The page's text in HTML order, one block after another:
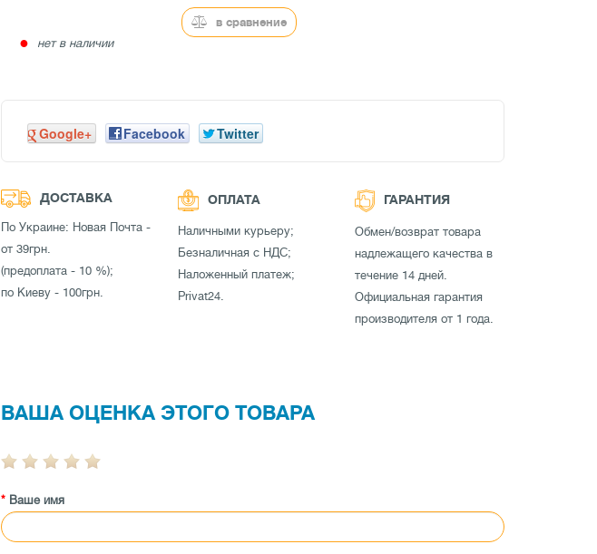
● нет в наличии
в сравнение
Google+ Facebook Twitter
ДОСТАВКА
По Украине: Новая Почта -
от 39грн.
(предоплата - 10 %);
по Киеву - 100грн.
ОПЛАТА
Наличными курьеру;
Безналичная с НДС;
Наложенный платеж;
Privat24.
ГАРАНТИЯ
Обмен/возврат товара
надлежащего качества в
течение 14 дней.
Официальная гарантия
производителя от 1 года.
ВАША ОЦЕНКА ЭТОГО ТОВАРА
Ваше имя